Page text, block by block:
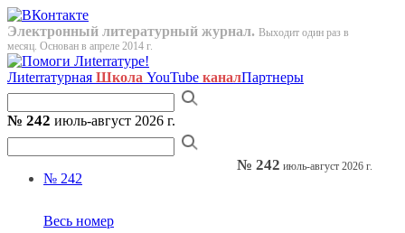
Электронный литературный журнал. Выходит один раз в
месяц. Основан в апреле 2014 г.
Лиterraтурная Школа YouTube каналПартнеры
№ 242 июль-август 2026 г.
№ 242
Весь номер
№ 242 июль-август 2026 г.